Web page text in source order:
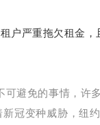
户严重拖欠租金，
避免的事情，许
冠变种威胁，纽